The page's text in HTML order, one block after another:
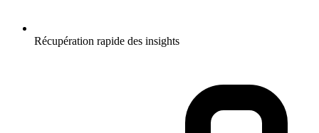
Récupération rapide des insights